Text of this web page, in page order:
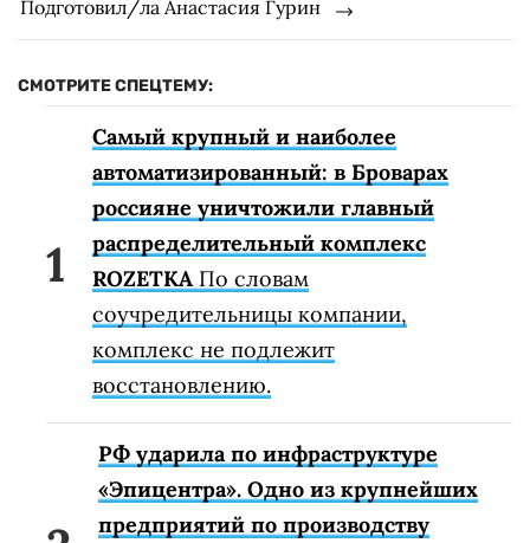
Подготовил/ла Анастасия Гурин
СМОТРИТЕ СПЕЦТЕМУ:
Самый крупный и наиболее
автоматизированный: в Броварах
россияне уничтожили главный
распределительный комплекс
ROZETKA По словам
соучредительницы компании,
комплекс не подлежит
восстановлению.
РФ ударила по инфраструктуре
«Эпицентра». Одно из крупнейших
предприятий по производству